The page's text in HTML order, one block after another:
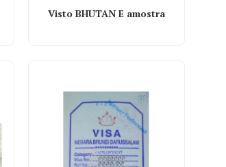
Visto BHUTAN E amostra